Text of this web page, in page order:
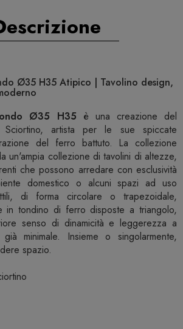
Ø35 H35 Atipico | Tavolino design,
Ø35 H35 è una creazione del
Sciortino, artista per le sue spiccate
del ferro battuto. La collezione
un'ampia collezione di tavolini di altezze,
che possono arredare con esclusività
domestico o alcuni spazi ad uso
di forma circolare o trapezoidale,
in tondino di ferro disposte a triangolo,
senso di dinamicità e leggerezza a
minimale. Insieme o singolarmente,
spazio.